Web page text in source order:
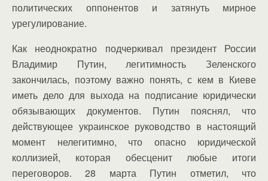
политических оппонентов и затянуть мирное
урегулирование.
Как неоднократно подчеркивал президент России
Владимир Путин, легитимность Зеленского
закончилась, поэтому важно понять, с кем в Киеве
иметь дело для выхода на подписание юридически
обязывающих документов. Путин пояснял, что
действующее украинское руководство в настоящий
момент нелегитимно, что опасно юридической
коллизией, которая обесценит любые итоги
переговоров. 28 марта Путин отметил, что